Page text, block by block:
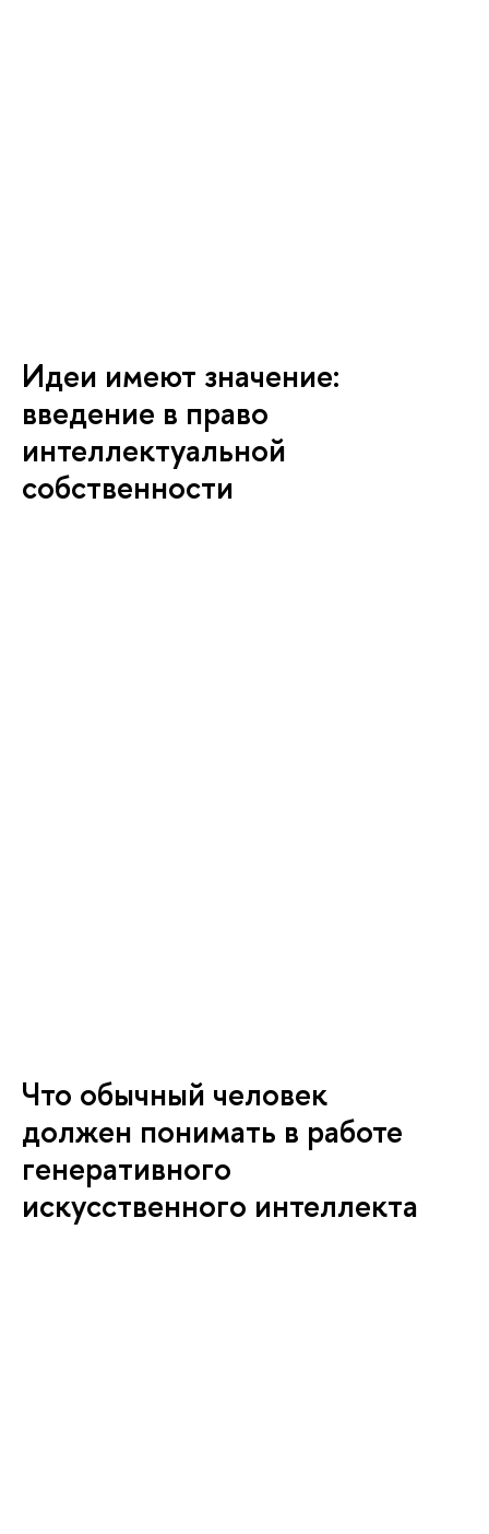
Идеи имеют значение:
введение в право
интеллектуальной
собственности
Что обычный человек
должен понимать в работе
генеративного
искусственного интеллекта